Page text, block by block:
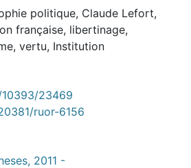
politique, Claude Lefort,
française, libertinage,
, vertu, Institution
23469
ruor-6156
2011 -